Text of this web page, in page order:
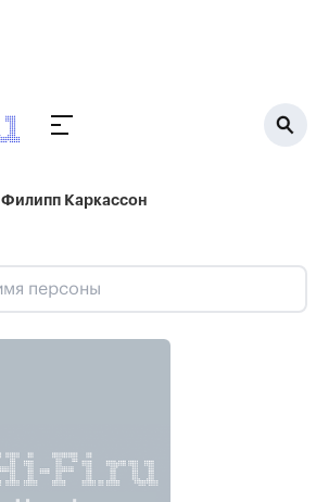
Филипп Каркассон